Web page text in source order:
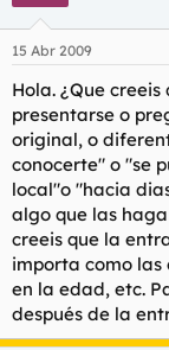
o
r
d
l
t
e
m
n
i
o
15 Abr 2009
Hola. ¿Que
presentarse o
original, o
conocerte" o "se
local"o "hacia
algo que las
creeis que la
importa como las
en la edad, etc.
después de la